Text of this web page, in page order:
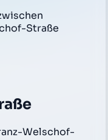
Straße
Welschof-